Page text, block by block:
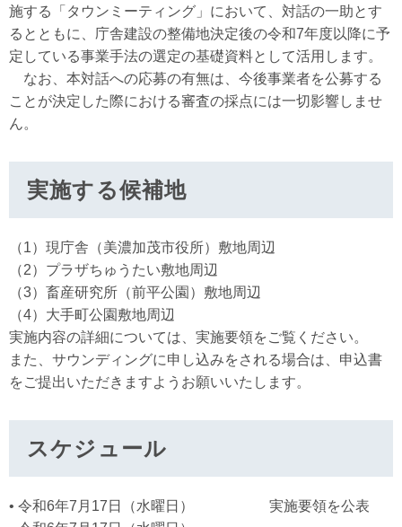
施する「タウンミーティング」において、対話の一助とす
るとともに、庁舎建設の整備地決定後の令和7年度以降に予
定している事業手法の選定の基礎資料として活用します。
なお、本対話への応募の有無は、今後事業者を公募する
ことが決定した際における審査の採点には一切影響しませ
ん。
実施する候補地
（1）現庁舎（美濃加茂市役所）敷地周辺
（2）プラザちゅうたい敷地周辺
（3）畜産研究所（前平公園）敷地周辺
（4）大手町公園敷地周辺
実施内容の詳細については、実施要領をご覧ください。
また、サウンディングに申し込みをされる場合は、申込書
をご提出いただきますようお願いいたします。
スケジュール
• 令和6年7月17日（水曜日） 実施要領を公表